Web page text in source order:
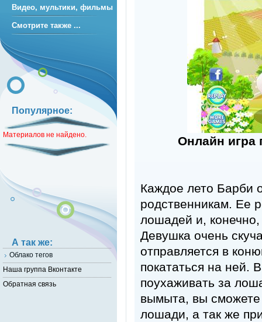
Онлайн игра
Каждое лето Барби
родственникам. Ее
лошадей и,
Девушка очень
отправляется в
покататься на ней.
поухаживать за
вымыта, вы сможете
лошади, а так же
Видео, мультики, фильмы
Смотрите также ...
Популярное:
Материалов не найдено.
А так же:
Облако тегов
Наша группа Вконтакте
Обратная связь